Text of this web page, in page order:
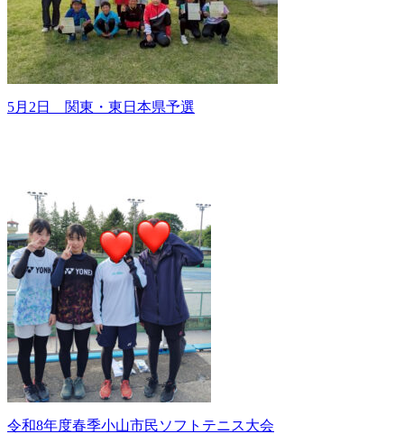
5月2日 関東・東日本県予選
令和8年度春季小山市民ソフトテニス大会